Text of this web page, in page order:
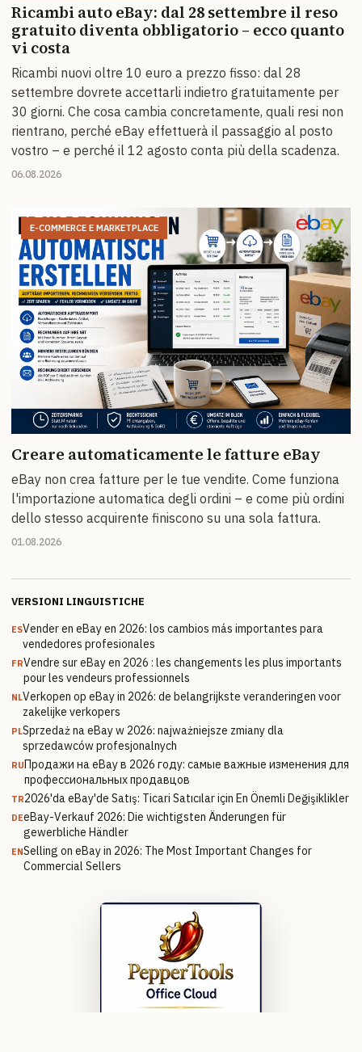
Ricambi auto eBay: dal 28 settembre il reso
gratuito diventa obbligatorio – ecco quanto
vi costa
Ricambi nuovi oltre 10 euro a prezzo fisso: dal 28
settembre dovrete accettarli indietro gratuitamente per
30 giorni. Che cosa cambia concretamente, quali resi non
rientrano, perché eBay effettuerà il passaggio al posto
vostro – e perché il 12 agosto conta più della scadenza.
06.08.2026
E-COMMERCE E MARKETPLACE
Creare automaticamente le fatture eBay
eBay non crea fatture per le tue vendite. Come funziona
l'importazione automatica degli ordini – e come più ordini
dello stesso acquirente finiscono su una sola fattura.
01.08.2026
VERSIONI LINGUISTICHE
ESVender en eBay en 2026: los cambios más importantes para
vendedores profesionales
FRVendre sur eBay en 2026 : les changements les plus importants
pour les vendeurs professionnels
NLVerkopen op eBay in 2026: de belangrijkste veranderingen voor
zakelijke verkopers
PLSprzedaż na eBay w 2026: najważniejsze zmiany dla
sprzedawców profesjonalnych
RUПродажи на eBay в 2026 году: самые важные изменения для
профессиональных продавцов
TR2026'da eBay'de Satış: Ticari Satıcılar için En Önemli Değişiklikler
DEeBay-Verkauf 2026: Die wichtigsten Änderungen für
gewerbliche Händler
ENSelling on eBay in 2026: The Most Important Changes for
Commercial Sellers